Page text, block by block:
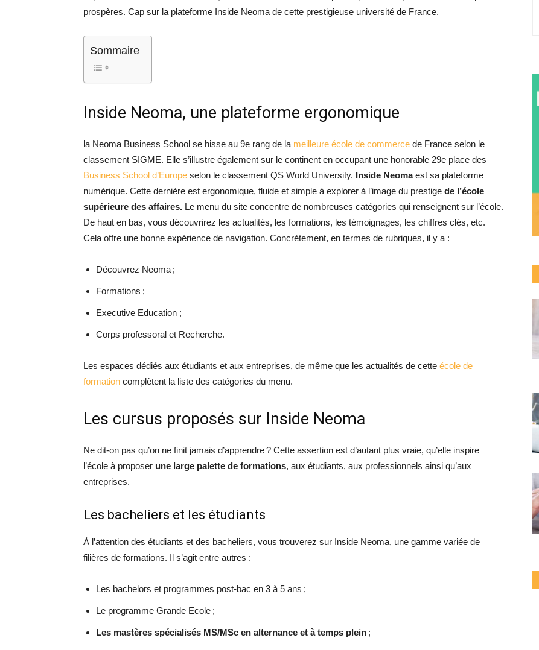
prospères. Cap sur la plateforme Inside Neoma de cette prestigieuse université de France.
Sommaire
Inside Neoma, une plateforme ergonomique
la Neoma Business School se hisse au 9e rang de la meilleure école de commerce de France selon le
classement SIGME. Elle s’illustre également sur le continent en occupant une honorable 29e place des
Business School d’Europe selon le classement QS World University. Inside Neomaest sa plateforme
numérique. Cette dernière est ergonomique, fluide et simple à explorer à l’image du prestige de l’école
supérieure des affaires. Le menu du site concentre de nombreuses catégories qui renseignent sur l’école.
De haut en bas, vous découvrirez les actualités, les formations, les témoignages, les chiffres clés, etc.
Cela offre une bonne expérience de navigation. Concrètement, en termes de rubriques, il y a :
Découvrez Neoma ;
Formations ;
Executive Education ;
Corps professoral et Recherche.
Les espaces dédiés aux étudiants et aux entreprises, de même que les actualités de cette école de
formation complètent la liste des catégories du menu.
Les cursus proposés sur Inside Neoma
Ne dit-on pas qu’on ne finit jamais d’apprendre ? Cette assertion est d’autant plus vraie, qu’elle inspire
l’école à proposer une large palette de formations, aux étudiants, aux professionnels ainsi qu’aux
entreprises.
Les bacheliers et les étudiants
À l’attention des étudiants et des bacheliers, vous trouverez sur Inside Neoma, une gamme variée de
filières de formations. Il s’agit entre autres :
Les bachelors et programmes post-bac en 3 à 5 ans ;
Le programme Grande Ecole ;
Les mastères spécialisés MS/MSc en alternance et à temps plein ;